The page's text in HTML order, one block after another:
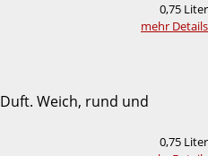
0,75 Liter
mehr Details
Weich, rund und
0,75 Liter